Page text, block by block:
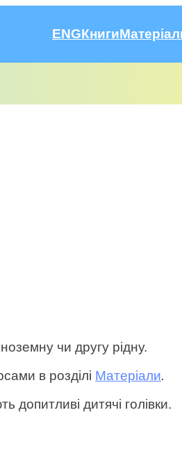
ENGКниги
чи другу рідну.
в розділі Матеріали.
допитливі дитячі голівки.